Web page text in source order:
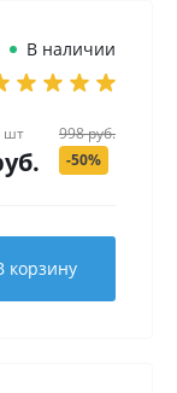
В наличии
шт
998 руб.
-50%
корзину